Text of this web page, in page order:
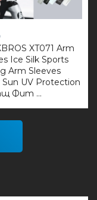
XT071 Arm
Ice Silk Sports
Arm Sleeves
Sun UV Protection
Фит ...